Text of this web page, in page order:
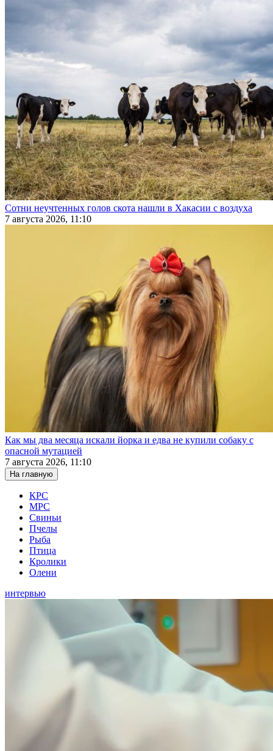
Сотни неучтенных голов скота нашли в Хакасии с воздуха
7 августа 2026, 11:10
Как мы два месяца искали йорка и едва не купили собаку с
опасной мутацией
7 августа 2026, 11:10
На главную
КРС
МРС
Свиньи
Пчелы
Рыба
Птица
Кролики
Олени
интервью